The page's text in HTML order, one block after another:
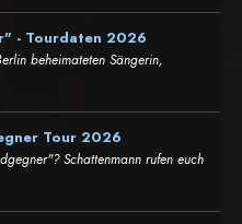
- Tourdaten 2026
beheimateten Sängerin,
Tour 2026
Schattenmann rufen euch